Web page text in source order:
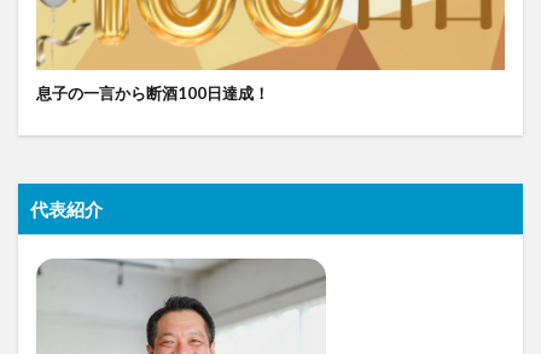
息子の一言から断酒100日達成！
代表紹介